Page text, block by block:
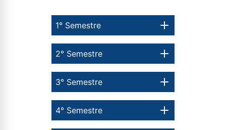
1° Semestre
4° Semestre
3° Semestre
2° Semestre
autorizo que meus dados sejam utilizados para o
envio de conteúdos da Cruzeiro do Sul.